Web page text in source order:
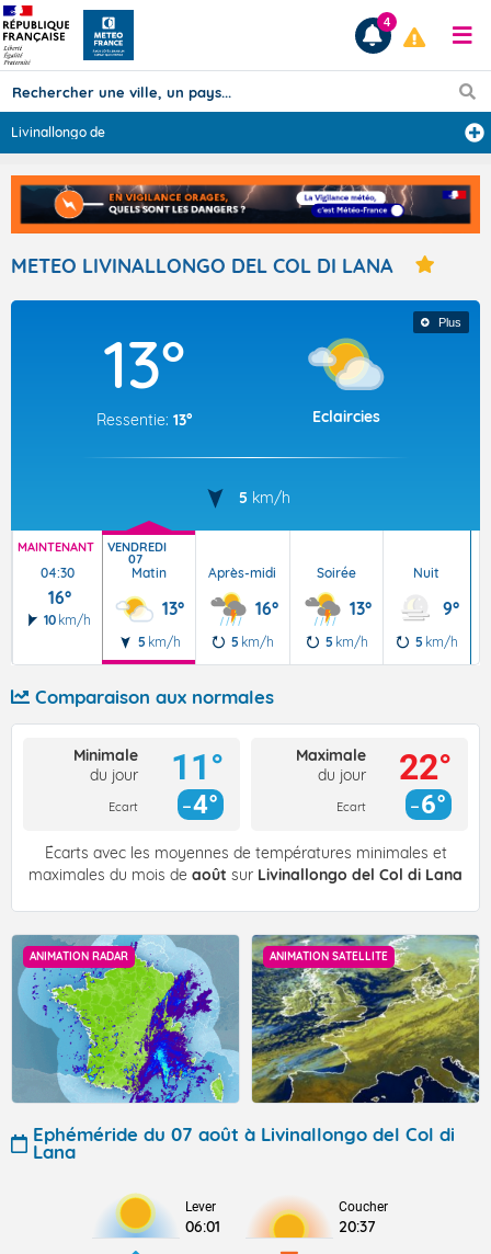
Prévisions
TOUS LES RÉSULTATS
Articles
4
Livinallongo de
METEO LIVINALLONGO DEL COL DI LANA
Plus
13°
Ressentie: 13° Eclaircies
5 km/h
MAINTENANT
04:30
16°
10 km/h
VENDREDI
07
Matin
13°
5 km/h
Après-midi
16°
5 km/h
Soirée
13°
5 km/h
Nuit
9°
5 km/h
Comparaison aux normales
Minimale
du jour
Ecart
11°
4°
Maximale
du jour
Ecart
22°
6°
Écarts avec les moyennes de températures minimales et
maximales du mois de août sur Livinallongo del Col di Lana
ANIMATION RADAR ANIMATION SATELLITE
Ephéméride du 07 août à Livinallongo del Col di
Lana
Lever
06:01
Coucher
20:37